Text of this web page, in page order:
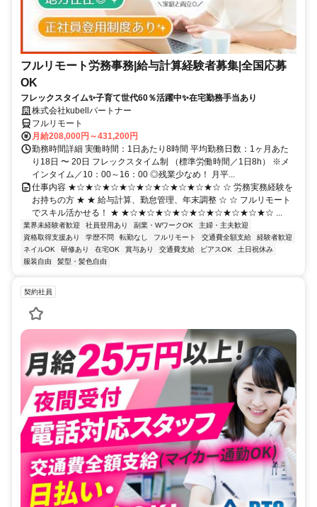
フルリモート労務事務|給与計算経験者募集|全国応募
OK
フレックスタイム✨子育て世代60％活躍中✨在宅勤務手当あり
株式会社kubellパートナー
フルリモート
月給208,000円～431,200円
勤務時間詳細 実働時間：1日あたり8時間 平均勤務日数：1ヶ月あた
り18日 〜 20日 フレックスタイム制 （標準労働時間／1日8h） ※メ
インタイム／10：00～16：00 ◎残業少なめ！ 月平...
仕事内容 ★☆★☆★☆★☆★☆★☆★☆★☆★☆ ☆ 労務実務経験を
お持ちの方 ★ ★ 給与計算、勤怠管理、年末調整 ☆ ☆ フルリモート
でスキル活かせる！ ★ ★☆★☆★☆★☆★☆★☆★☆★☆★☆ ...
業界未経験者歓迎 社員登用あり 副業・WワークOK
主婦・主夫歓迎
資格取得支援あり
学歴不問 転勤なし フルリモート 交通費全額支給
経験者歓迎
ネイルOK
研修あり 在宅OK 賞与あり 交通費支給 ピアスOK
土日祝休み
服装自由
髪型・髪色自由
契約社員